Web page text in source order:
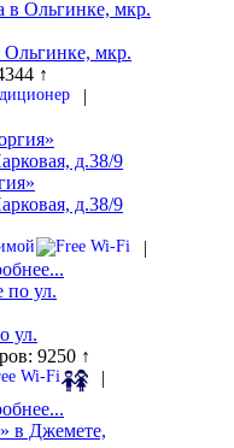
Ольгинке, мкр.
↑
|
д.38/9
|
ул.
9250 ↑
|